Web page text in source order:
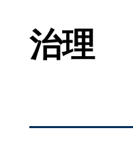
治理